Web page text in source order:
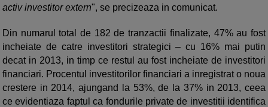
activ investitor extern", se precizeaza in comunicat.
Din numarul total de 182 de tranzactii finalizate, 47% au fost
incheiate de catre investitori strategici – cu 16% mai putin
decat in 2013, in timp ce restul au fost incheiate de investitori
financiari. Procentul investitorilor financiari a inregistrat o noua
crestere in 2014, ajungand la 53%, de la 37% in 2013, ceea
ce evidentiaza faptul ca fondurile private de investitii identifica